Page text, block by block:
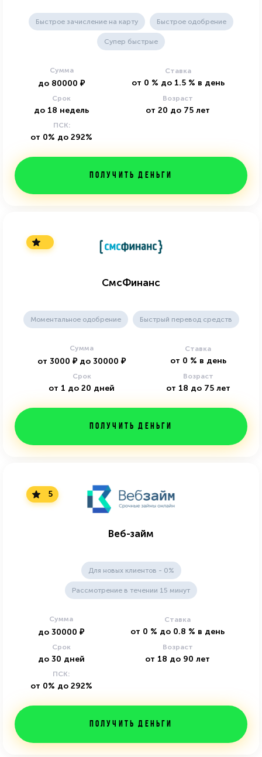
Быстрое зачисление на карту Быстрое одобрение
Супер быстрые
Сумма
до 80000 ₽
Ставка
от 0 % до 1.5 % в день
Срок
до 18 недель
Возраст
от 20 до 75 лет
ПСК:
от 0% до 292%
Получить деньги
СмсФинанс
Моментальное одобрение Быстрый перевод средств
Сумма
от 3000 ₽ до 30000 ₽
Ставка
от 0 % в день
Срок
от 1 до 20 дней
Возраст
от 18 до 75 лет
Получить деньги
5
Веб-займ
Для новых клиентов - 0%
Рассмотрение в течении 15 минут
Сумма
до 30000 ₽
Ставка
от 0 % до 0.8 % в день
Срок
до 30 дней
Возраст
от 18 до 90 лет
ПСК:
от 0% до 292%
Получить деньги